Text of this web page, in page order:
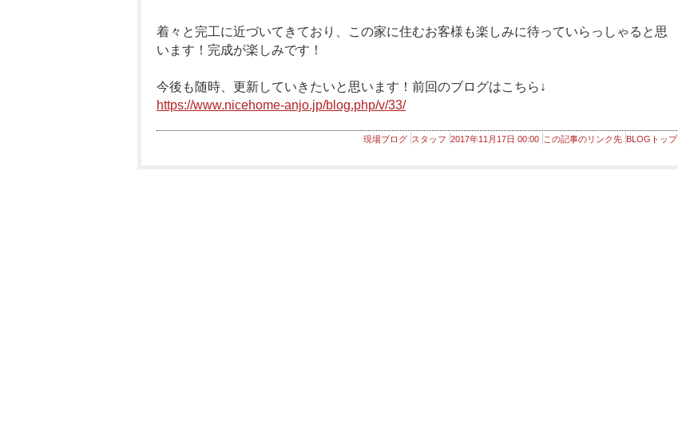
着々と完工に近づいてきており、この家に住むお客様も楽しみに待っていらっしゃると思
います！完成が楽しみです！
今後も随時、更新していきたいと思います！前回のブログはこちら↓
https://www.nicehome-anjo.jp/blog.php/v/33/
現場ブログ スタッフ 2017年11月17日 00:00 この記事のリンク先 BLOGトップ